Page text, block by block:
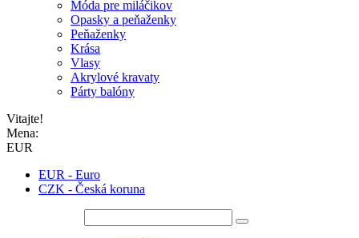
Móda pre miláčikov
Opasky a peňaženky
Peňaženky
Krása
Vlasy
Akrylové kravaty
Párty balóny
Vitajte!
Mena:
EUR
EUR - Euro
CZK - Česká koruna